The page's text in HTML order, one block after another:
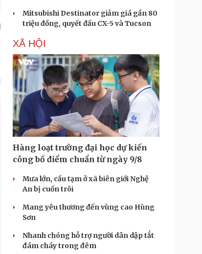
Mitsubishi Destinator giảm giá gần 80
triệu đồng, quyết đấu CX-5 và Tucson
XÃ HỘI
Hàng loạt trường đại học dự kiến
công bố điểm chuẩn từ ngày 9/8
Mưa lớn, cầu tạm ở xã biên giới Nghệ
An bị cuốn trôi
Mang yêu thương đến vùng cao Hùng
Sơn
Nhanh chóng hỗ trợ người dân dập tắt
đám cháy trong đêm